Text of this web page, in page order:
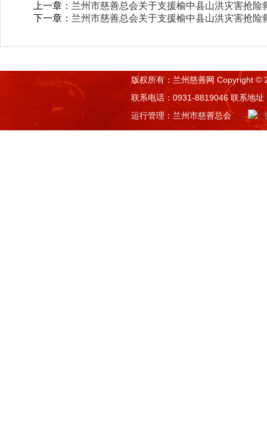
上一章： 兰州市慈善总会关于支援榆中县山洪灾害抢
下一章： 兰州市慈善总会关于支援榆中县山洪灾害抢
版权所有：兰州慈善网 Copyright ©
联系电话：0931-8819046 联系地
运行管理：兰州市慈善总会